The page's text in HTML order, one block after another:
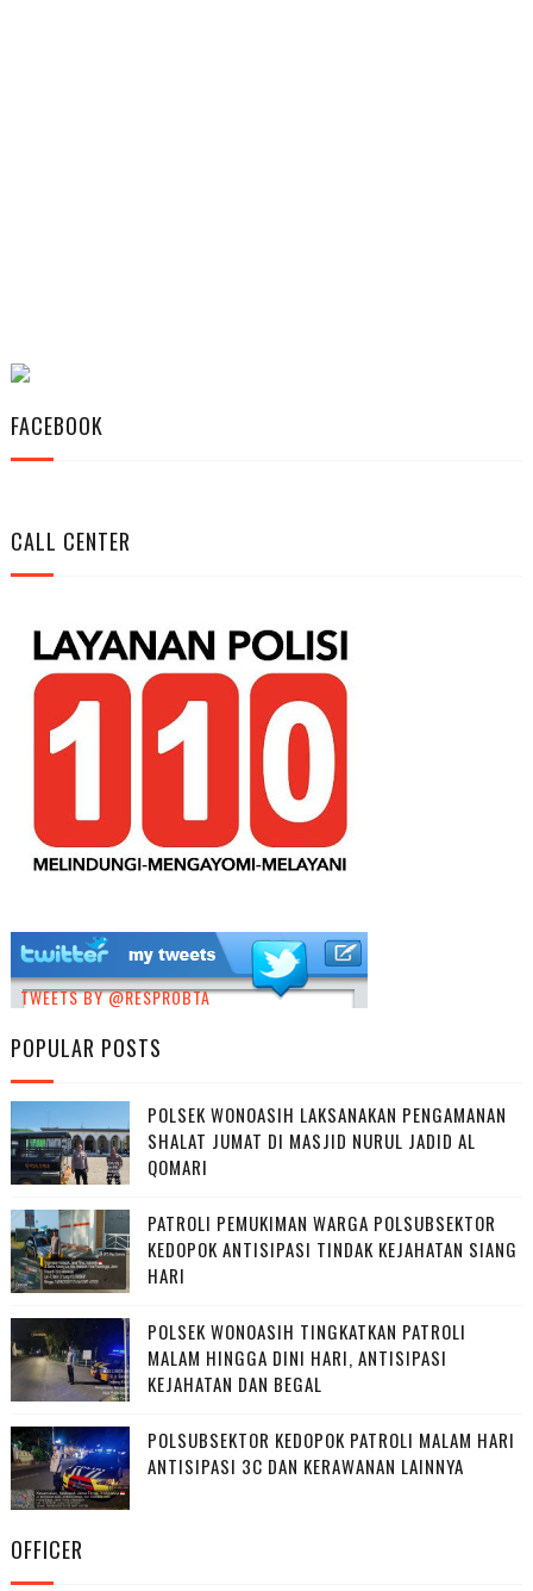
FACEBOOK
CALL CENTER
TWEETS BY @RESPROBTA
POPULAR POSTS
POLSEK WONOASIH LAKSANAKAN PENGAMANAN
SHALAT JUMAT DI MASJID NURUL JADID AL
QOMARI
PATROLI PEMUKIMAN WARGA POLSUBSEKTOR
KEDOPOK ANTISIPASI TINDAK KEJAHATAN SIANG
HARI
POLSEK WONOASIH TINGKATKAN PATROLI
MALAM HINGGA DINI HARI, ANTISIPASI
KEJAHATAN DAN BEGAL
POLSUBSEKTOR KEDOPOK PATROLI MALAM HARI
ANTISIPASI 3C DAN KERAWANAN LAINNYA
OFFICER